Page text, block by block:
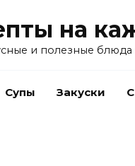
на
и полезные блюда
Супы Закуски